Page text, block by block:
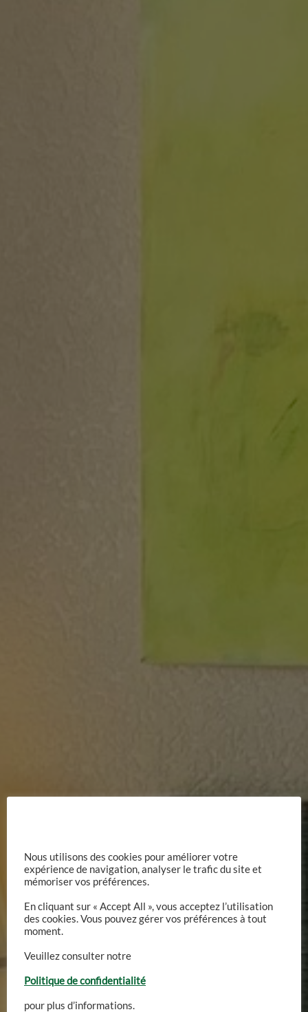
Le Mont
uitstraling
Nous utilisons des cookies pour améliorer votre
expérience de navigation, analyser le trafic du site et
mémoriser vos préférences.
En cliquant sur « Accept All », vous acceptez l’utilisation
des cookies. Vous pouvez gérer vos préférences à tout
moment.
Veuillez consulter notre
Politique de confidentialité
pour plus d’informations.